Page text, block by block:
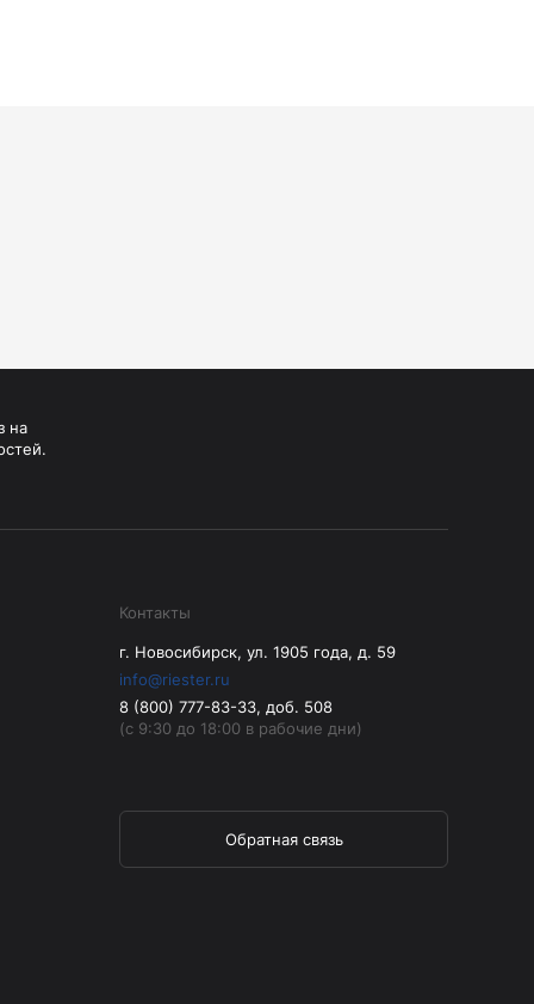
на
Контакты
г. Новосибирск, ул. 1905 года, д. 59
info@riester.ru
8 (800) 777-83-33, доб. 508
(с 9:30 до 18:00 в рабочие дни)
Обратная связь